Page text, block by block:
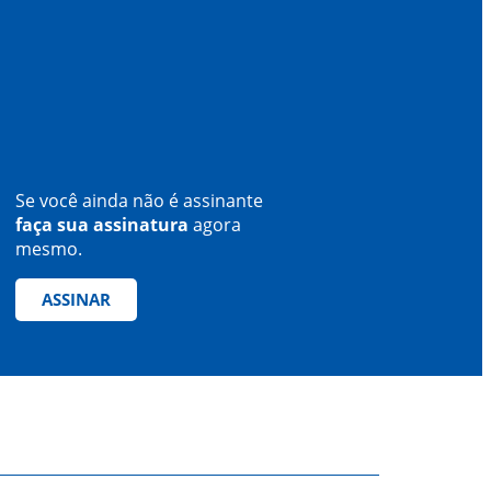
Se você ainda não é assinante
faça sua assinatura agora
mesmo.
ASSINAR